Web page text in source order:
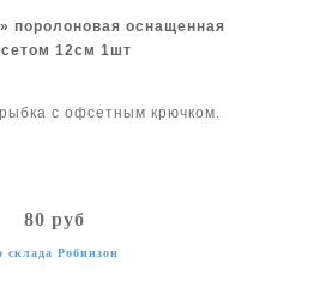
поролоновая оснащенная
12см 1шт
с офсетным крючком.
80 руб
склада Робинзон